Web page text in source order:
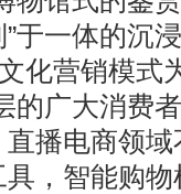
于一体的沉
化营销模
的广大消费
播电商领
，智能购